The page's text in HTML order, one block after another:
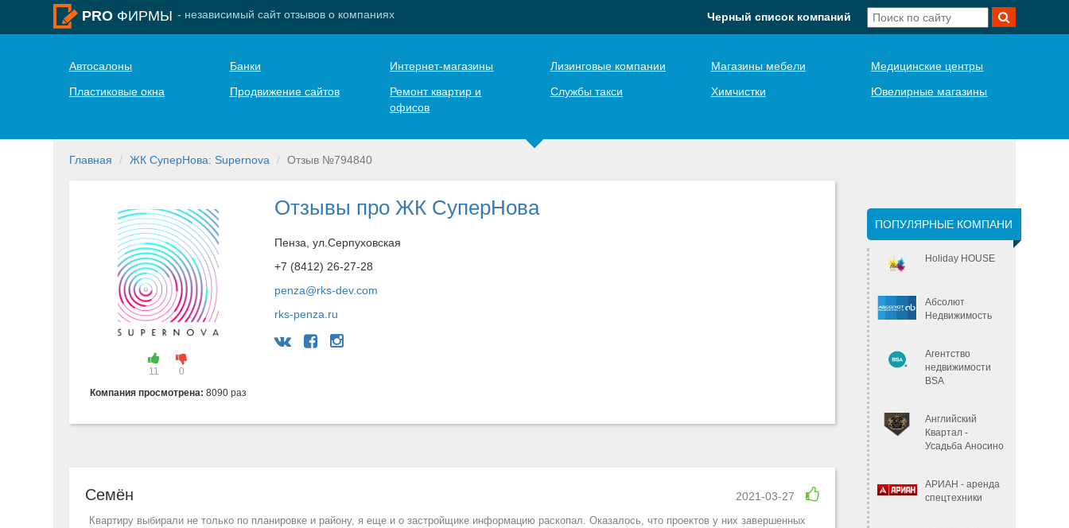
PRO ФИРМЫ - независимый сайт отзывов о компаниях Черный список компаний
Автосалоны Банки Интернет-магазины Лизинговые компании Магазины мебели
Медицинские центры
Пластиковые окна
Продвижение сайтов
Ремонт квартир и
офисов
Службы такси Химчистки Ювелирные магазины
Главная ЖК СуперНова: Supernova Отзыв №794840
11
0
Компания просмотрена: 8090 раз
Отзывы про ЖК СуперНова
Пенза, ул.Серпуховская
+7 (8412) 26-27-28
penza@rks-dev.com
rks-penza.ru
Семён 2021-03-27
Квартиру выбирали не только по планировке и району, я еще и о застройщике информацию раскопал. Оказалось, что проектов у них завершенных
ПОПУЛЯРНЫЕ КОМПАНИ
Holiday HOUSE
Абсолют
Недвижимость
Агентство
недвижимости
BSA
Английский
Квартал -
Усадьба Аносино
АРИАН - аренда
спецтехники